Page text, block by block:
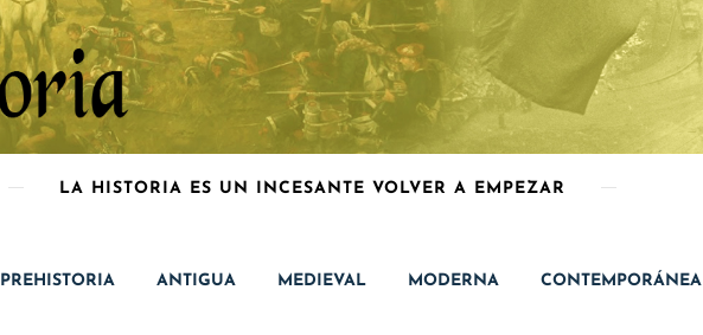
LA HISTORIA ES UN INCESANTE VOLVER A EMPEZAR
PREHISTORIA ANTIGUA MEDIEVAL MODERNA CONTEMPORÁNEA